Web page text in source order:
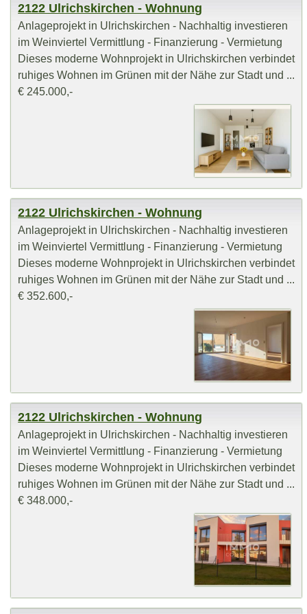
2122 Ulrichskirchen - Wohnung
Anlageprojekt in Ulrichskirchen - Nachhaltig investieren
im Weinviertel Vermittlung - Finanzierung - Vermietung
Dieses moderne Wohnprojekt in Ulrichskirchen verbindet
ruhiges Wohnen im Grünen mit der Nähe zur Stadt und ...
€ 245.000,-
2122 Ulrichskirchen - Wohnung
Anlageprojekt in Ulrichskirchen - Nachhaltig investieren
im Weinviertel Vermittlung - Finanzierung - Vermietung
Dieses moderne Wohnprojekt in Ulrichskirchen verbindet
ruhiges Wohnen im Grünen mit der Nähe zur Stadt und ...
€ 352.600,-
2122 Ulrichskirchen - Wohnung
Anlageprojekt in Ulrichskirchen - Nachhaltig investieren
im Weinviertel Vermittlung - Finanzierung - Vermietung
Dieses moderne Wohnprojekt in Ulrichskirchen verbindet
ruhiges Wohnen im Grünen mit der Nähe zur Stadt und ...
€ 348.000,-